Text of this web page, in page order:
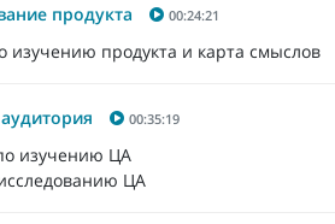
продукта 00:24:21
изучению продукта и карта смыслов
00:35:19
изучению ЦА
ЦА